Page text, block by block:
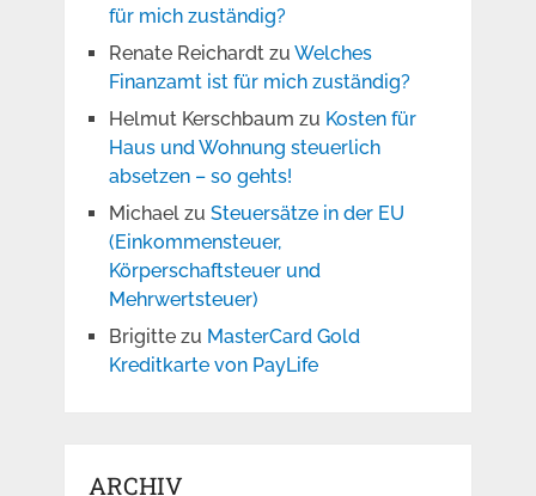
für mich zuständig?
Renate Reichardtzu Welches
Finanzamt ist für mich zuständig?
Helmut Kerschbaum zu Kosten für
Haus und Wohnung steuerlich
absetzen – so gehts!
Michaelzu Steuersätze in der EU
(Einkommensteuer,
Körperschaftsteuer und
Mehrwertsteuer)
Brigittezu MasterCard Gold
Kreditkarte von PayLife
ARCHIV